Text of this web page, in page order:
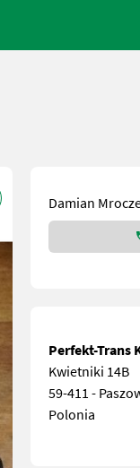
Damian
Perfekt-Trans
Kwietniki 14B
59-411 -
Polonia